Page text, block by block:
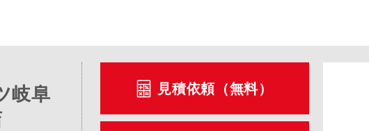
岐阜
見積依頼（無料）